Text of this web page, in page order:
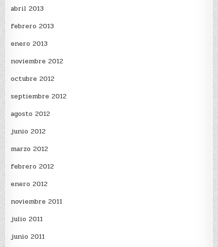
abril 2013
febrero 2013
enero 2013
noviembre 2012
octubre 2012
septiembre 2012
agosto 2012
junio 2012
marzo 2012
febrero 2012
enero 2012
noviembre 2011
julio 2011
junio 2011